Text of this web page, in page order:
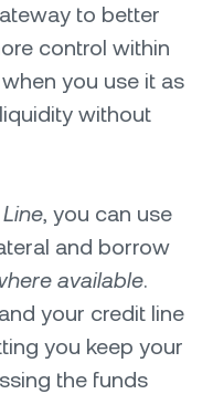
to better
control within
you use it as
without
, you can use
and borrow
available.
your credit line
you keep your
the funds